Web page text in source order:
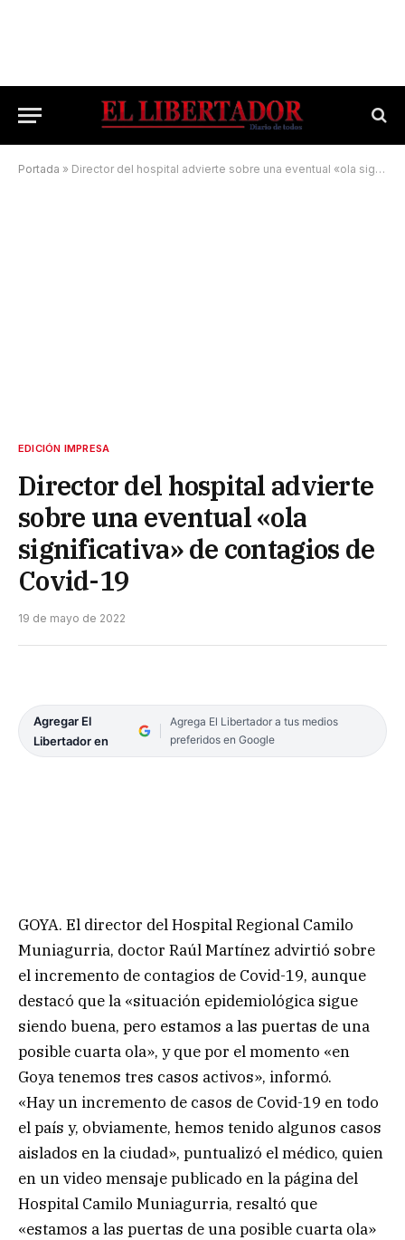
Portada » Director del hospital advierte sobre una eventual «ola significativa» de contagios de Covid-19
EDICIÓN IMPRESA
Director del hospital advierte
sobre una eventual «ola
significativa» de contagios de
Covid-19
19 de mayo de 2022
Agregar El
Libertador en
Agrega El Libertador a tus medios
preferidos en Google
GOYA. El director del Hospital Regional Camilo
Muniagurria, doctor Raúl Martínez advirtió sobre
el incremento de contagios de Covid-19, aunque
destacó que la «situación epidemiológica sigue
siendo buena, pero estamos a las puertas de una
posible cuarta ola», y que por el momento «en
Goya tenemos tres casos activos», informó.
«Hay un incremento de casos de Covid-19 en todo
el país y, obviamente, hemos tenido algunos casos
aislados en la ciudad», puntualizó el médico, quien
en un video mensaje publicado en la página del
Hospital Camilo Muniagurria, resaltó que
«estamos a las puertas de una posible cuarta ola»